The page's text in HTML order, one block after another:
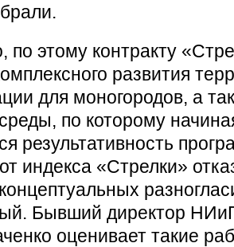
по этому контракту
развития
для моногородов, а
по которому
результативность
индекса «Стрелки»
Бывший директор
оценивает такие